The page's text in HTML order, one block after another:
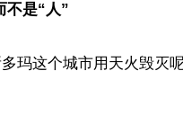
不是“人”
玛这个城市用天火毁灭